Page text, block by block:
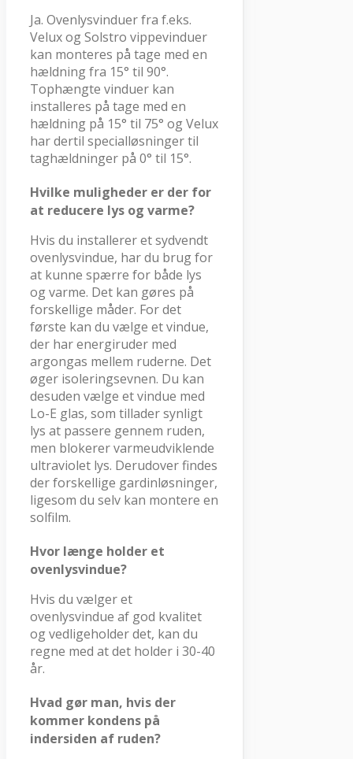
Ja. Ovenlysvinduer fra f.eks.
Velux og Solstro vippevinduer
kan monteres på tage med en
hældning fra 15° til 90°.
Tophængte vinduer kan
installeres på tage med en
hældning på 15° til 75° og Velux
har dertil specialløsninger til
taghældninger på 0° til 15°.
Hvilke muligheder er der for
at reducere lys og varme?
Hvis du installerer et sydvendt
ovenlysvindue, har du brug for
at kunne spærre for både lys
og varme. Det kan gøres på
forskellige måder. For det
første kan du vælge et vindue,
der har energiruder med
argongas mellem ruderne. Det
øger isoleringsevnen. Du kan
desuden vælge et vindue med
Lo-E glas, som tillader synligt
lys at passere gennem ruden,
men blokerer varmeudviklende
ultraviolet lys. Derudover findes
der forskellige gardinløsninger,
ligesom du selv kan montere en
solfilm.
Hvor længe holder et
ovenlysvindue?
Hvis du vælger et
ovenlysvindue af god kvalitet
og vedligeholder det, kan du
regne med at det holder i 30-40
år.
Hvad gør man, hvis der
kommer kondens på
indersiden af ruden?